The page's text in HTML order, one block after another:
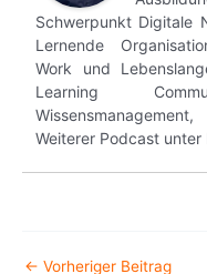
Schwerpunkt Digitale
Lernende
Work und
Learning
Weiterer Podcast
← Vorheriger Beitrag